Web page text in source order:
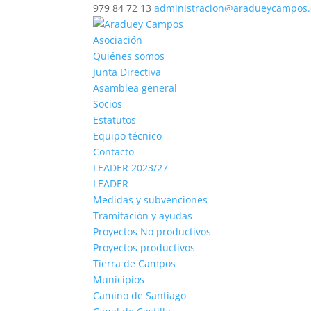
979 84 72 13
Asociación
Quiénes somos
Junta Directiva
Asamblea general
Socios
Estatutos
Equipo técnico
Contacto
LEADER 2023/27
LEADER
Medidas y subvenciones
Tramitación y ayudas
Proyectos No productivos
Proyectos productivos
Tierra de Campos
Municipios
Camino de Santiago